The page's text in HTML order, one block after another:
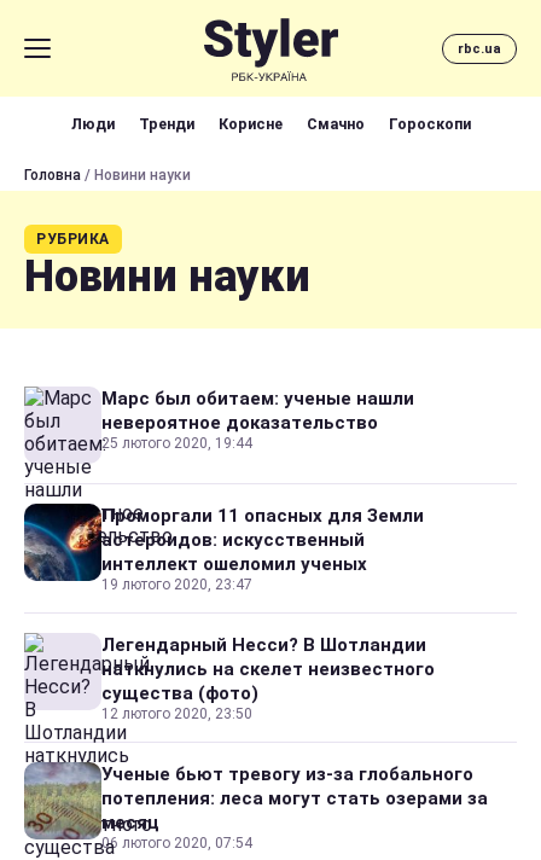
rbc.ua
Люди Тренди Корисне Смачно Гороскопи
Головна / Новини науки
РУБРИКА
Новини науки
Марс был обитаем: ученые нашли
невероятное доказательство
25 лютого 2020, 19:44
Проморгали 11 опасных для Земли
астероидов: искусственный
интеллект ошеломил ученых
19 лютого 2020, 23:47
Легендарный Несси? В Шотландии
наткнулись на скелет неизвестного
существа (фото)
12 лютого 2020, 23:50
Ученые бьют тревогу из-за глобального
потепления: леса могут стать озерами за
месяц
06 лютого 2020, 07:54